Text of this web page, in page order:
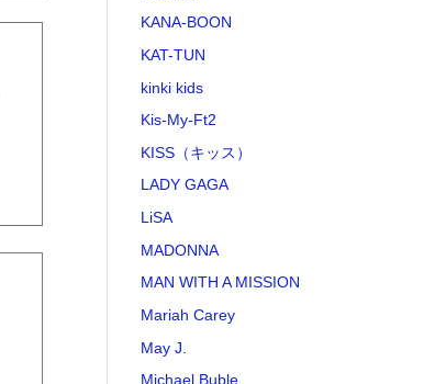
KANA-BOON
KAT-TUN
kinki kids
Kis-My-Ft2
KISS（キッス）
LADY GAGA
LiSA
MADONNA
MAN WITH A MISSION
Mariah Carey
May J.
Michael Buble